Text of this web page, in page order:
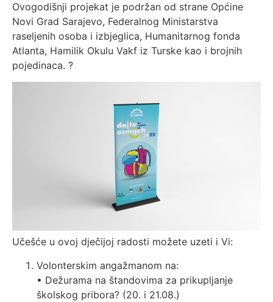
Ovogodišnji projekat je podržan od strane Općine
Novi Grad Sarajevo, Federalnog Ministarstva
raseljenih osoba i izbjeglica, Humanitarnog fonda
Atlanta, Hamilik Okulu Vakf iz Turske kao i brojnih
pojedinaca. ?
Učešće u ovoj dječijoj radosti možete uzeti i Vi:
Volonterskim angažmanom na:
• Dežurama na štandovima za prikupljanje
školskog pribora? (20. i 21.08.)